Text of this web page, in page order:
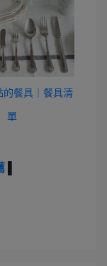
的餐具｜餐具清
單